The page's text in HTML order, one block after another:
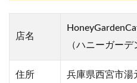
店名
（ハニーガーデ
住所 兵庫県西宮市湯